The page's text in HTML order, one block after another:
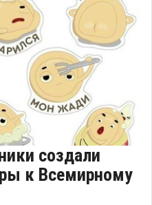
создали
к Всемирному